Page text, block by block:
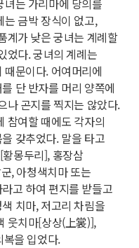
녀는 가리마에 당의를
금박 장식이 없고,
계가 낮은 궁녀는 계례할
었다. 궁녀의 계례는
문이다. 어여머리에
단 반자를 머리 양쪽에
나 곤지를 찍지는 않았다.
참여할 때에도 각자의
갖추었다. 말을 타고
몽두리], 홍장삼
, 아청색치마 또는
고 하여 편지를 받들고
치마, 저고리 차림을
웃치마[상상(上裳)],
을 입었다.